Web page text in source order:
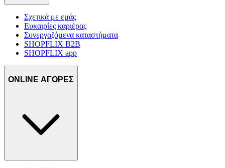
Σχετικά με εμάς
Ευκαιρίες καριέρας
Συνεργαζόμενα καταστήματα
SHOPFLIX B2B
SHOPFLIX app
ONLINE ΑΓΟΡΕΣ